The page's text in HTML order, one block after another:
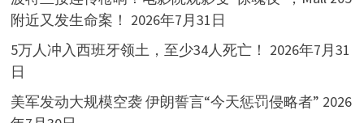
附近又发生命案！ 2026年7月31日
5万人冲入西班牙领土，至少34人死亡！ 2026年7月31
日
美军发动大规模空袭 伊朗誓言“今天惩罚侵略者” 2026